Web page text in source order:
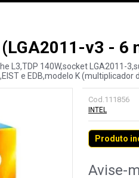
v3 - 6
L3,TDP 140W,socket LGA2011-
e EDB,modelo K (multiplicador
Cod.111856
INTEL
Produto